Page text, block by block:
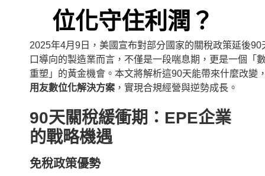
位化守住利潤？
2025年4月9日，美國宣布對部分國家的關稅政策延後
口導向的製造業而言，不僅是一段喘息期，更是一個「
重塑」的黃金機會。本文將解析這90天能帶來什麼改變
用友數位化解決方案 ，實現合規經營與逆勢成長。
90天關稅緩衝期：EPE企業
的戰略機遇
免稅政策優勢